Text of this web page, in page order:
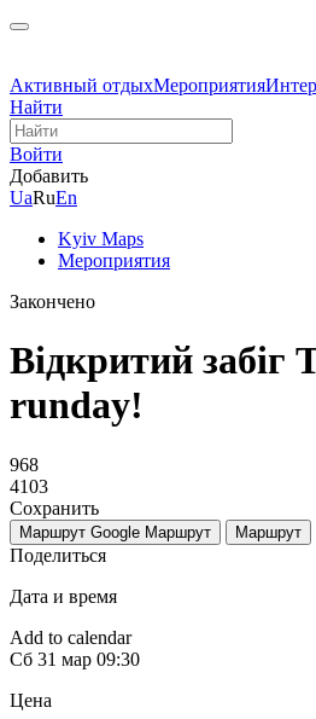
Активный отдыхМероприятия
Найти
Войти
Добавить
UaRuEn
Kyiv Maps
Мероприятия
Закончено
Відкритий забіг
runday!
968
4103
Сохранить
Маршрут Google Маршрут Маршрут
Поделиться
Дата и время
Add to calendar
Сб 31 мар 09:30
Цена